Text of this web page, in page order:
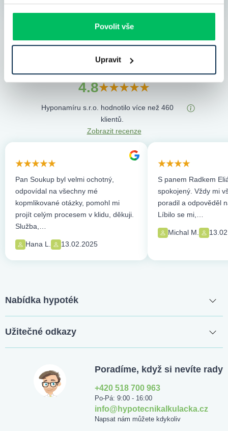
Povolit vše
Upravit
Co říkají klienti
4.8
Hyponamíru s.r.o. hodnotilo více než 460
klientů.
Zobrazit recenze
Pan Soukup byl velmi ochotný,
odpovídal na všechny mé
kopmlikované otázky, pomohl mi
projít celým procesem v klidu, děkuji.
Služba,…
Hana L. 13.02.2025
S panem Radkem
spokojený. Vždy mi
poradil a odpověděl
Líbilo se mi,…
Michal M.
Nabídka hypoték
Užitečné odkazy
Poradíme, když si nevíte rady
+420 518 700 963
Po-Pá: 9:00 - 16:00
info@hypotecnikalkulacka.cz
Napsat nám můžete kdykoliv